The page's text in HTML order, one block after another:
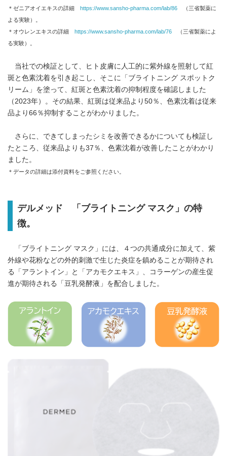
＊ゼニアオイエキスの詳細 https://www.sansho-pharma.com/lab/86 （三省製薬に
よる実験）。
＊オウレンエキスの詳細 https://www.sansho-pharma.com/lab/76 （三省製薬によ
る実験）。
当社での検証として、ヒト皮膚に人工的に紫外線を照射して紅
斑と色素沈着を引き起こし、そこに「ブライトニング スポットク
リーム」を塗って、紅斑と色素沈着の抑制程度を確認しました
（2023年）。その結果、紅斑は従来品より50％、色素沈着は従来
品より66％抑制することがわかりました。
さらに、できてしまったシミを改善できるかについても検証し
たところ、従来品よりも37％、色素沈着が改善したことがわかり
ました。
＊データの詳細は添付資料をご参照ください。
デルメッド 「ブライトニング マスク」の特
徴。
「ブライトニング マスク」には、４つの共通成分に加えて、紫
外線や花粉などの外的刺激で生じた炎症を鎮めることが期待され
る「アラントイン」と「アカモクエキス」、コラーゲンの産生促
進が期待される「豆乳発酵液」を配合しました。